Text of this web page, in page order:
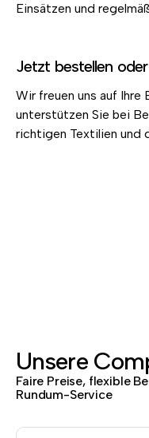
Einsätzen und
Jetzt bestellen
Wir freuen uns auf Ihre
unterstützen Sie bei
richtigen Textilien und
Unsere
Faire Preise, flexible
Rundum-Service